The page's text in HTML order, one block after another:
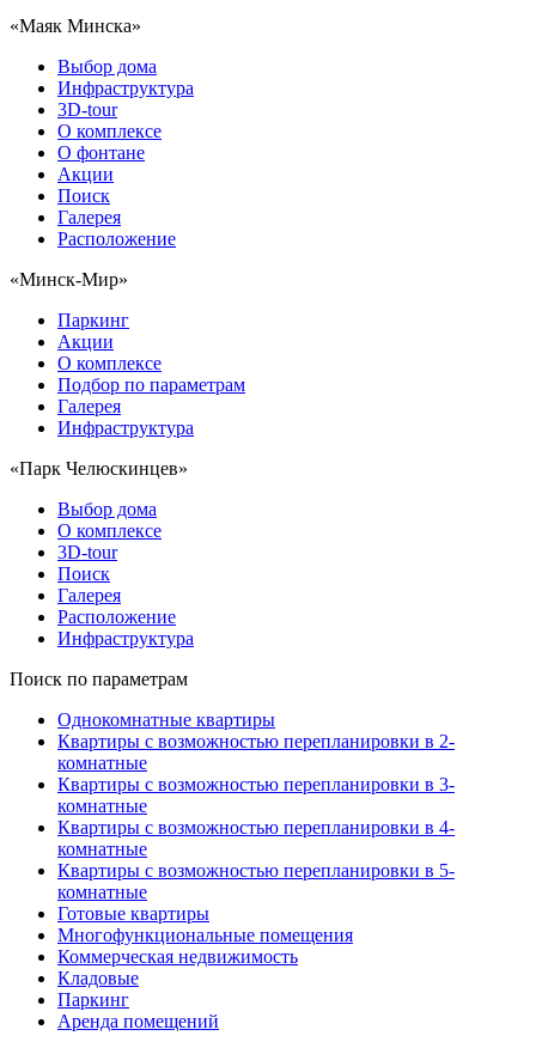
«Маяк Минска»
Выбор дома
Инфраструктура
3D-tour
О комплексе
О фонтане
Акции
Поиск
Галерея
Расположение
«Минск-Мир»
Паркинг
Акции
О комплексе
Подбор по параметрам
Галерея
Инфраструктура
«Парк Челюскинцев»
Выбор дома
О комплексе
3D-tour
Поиск
Галерея
Расположение
Инфраструктура
Поиск по параметрам
Однокомнатные квартиры
Квартиры с возможностью перепланировки в 2-
комнатные
Квартиры с возможностью перепланировки в 3-
комнатные
Квартиры с возможностью перепланировки в 4-
комнатные
Квартиры с возможностью перепланировки в 5-
комнатные
Готовые квартиры
Многофункциональные помещения
Коммерческая недвижимость
Кладовые
Паркинг
Аренда помещений